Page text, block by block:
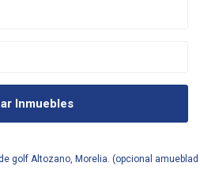
Inmuebles
golf Altozano, Morelia. (opcional amueblad